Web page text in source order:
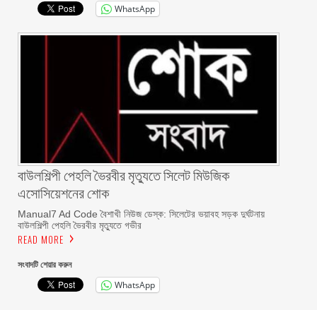
WhatsApp
বাউলশিল্পী পেহলি ভৈরবীর মৃত্যুতে সিলেট মিউজিক
এসোসিয়েশনের শোক
Manual7 Ad Code বৈশাখী নিউজ ডেস্ক: সিলেটের ভয়াবহ সড়ক দুর্ঘটনায়
বাউলশিল্পী পেহলি ভৈরবীর মৃত্যুতে গভীর
READ MORE
সংবাদটি শেয়ার করুন
WhatsApp